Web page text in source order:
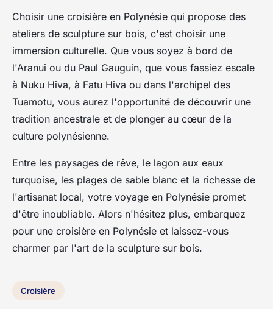
Choisir une croisière en Polynésie qui propose des
ateliers de sculpture sur bois, c'est choisir une
immersion culturelle. Que vous soyez à bord de
l'Aranui ou du Paul Gauguin, que vous fassiez escale
à Nuku Hiva, à Fatu Hiva ou dans l'archipel des
Tuamotu, vous aurez l'opportunité de découvrir une
tradition ancestrale et de plonger au cœur de la
culture polynésienne.
Entre les paysages de rêve, le lagon aux eaux
turquoise, les plages de sable blanc et la richesse de
l'artisanat local, votre voyage en Polynésie promet
d'être inoubliable. Alors n'hésitez plus, embarquez
pour une croisière en Polynésie et laissez-vous
charmer par l'art de la sculpture sur bois.
Croisière